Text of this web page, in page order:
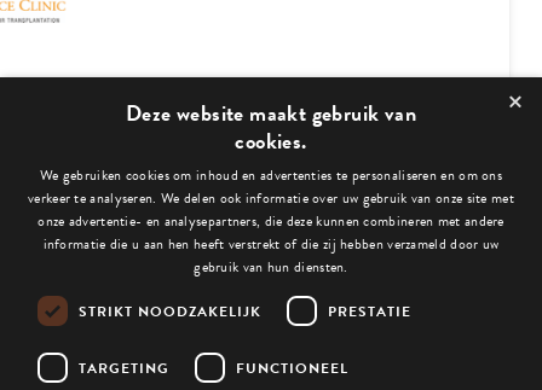
3 /4
Bekijk ook deze blogs:
Niets gevonden.
×
Deze website maakt gebruik van
cookies.
We gebruiken cookies om inhoud en advertenties te personaliseren en om ons
verkeer te analyseren. We delen ook informatie over uw gebruik van onze site met
onze advertentie- en analysepartners, die deze kunnen combineren met andere
informatie die u aan hen heeft verstrekt of die zij hebben verzameld door uw
gebruik van hun diensten.
STRIKT NOODZAKELIJK PRESTATIE
TARGETING FUNCTIONEEL